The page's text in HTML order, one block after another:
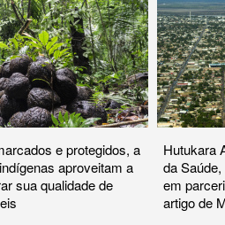
e protegidos, a
aproveitam a
sua qualidade de
Hutukara
da
em
artigo de